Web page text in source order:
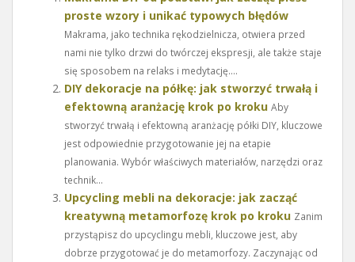
proste wzory i unikać typowych błędów
Makrama, jako technika rękodzielnicza, otwiera przed
nami nie tylko drzwi do twórczej ekspresji, ale także staje
się sposobem na relaks i medytację....
DIY dekoracje na półkę: jak stworzyć trwałą i
efektowną aranżację krok po kroku Aby
stworzyć trwałą i efektowną aranżację półki DIY, kluczowe
jest odpowiednie przygotowanie jej na etapie
planowania. Wybór właściwych materiałów, narzędzi oraz
technik...
Upcycling mebli na dekoracje: jak zacząć
kreatywną metamorfozę krok po kroku Zanim
przystąpisz do upcyclingu mebli, kluczowe jest, aby
dobrze przygotować je do metamorfozy. Zaczynając od